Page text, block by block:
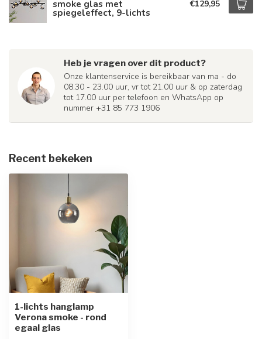
smoke glas met
spiegeleffect, 9-lichts
€129,95
Heb je vragen over dit product?
Onze klantenservice is bereikbaar van ma - do
08.30 - 23.00 uur, vr tot 21.00 uur & op zaterdag
tot 17.00 uur per telefoon en WhatsApp op
nummer +31 85 773 1906
Recent bekeken
1-lichts hanglamp
Verona smoke - rond
egaal glas